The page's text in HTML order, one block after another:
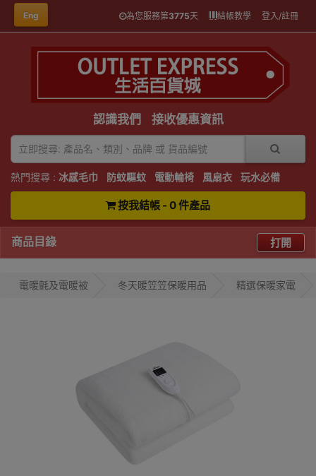
Eng 為您服務第3775天 結帳教學 登入/註冊
認識我們 接收優惠資訊
熱門搜尋 : 冰感毛巾 防蚊驅蚊 電動輪椅 風扇衣 玩水必備
按我結帳 - 0 件產品
商品目錄 打開
電暖氈及電暖被 冬天暖笠笠保暖用品 精選保暖家電